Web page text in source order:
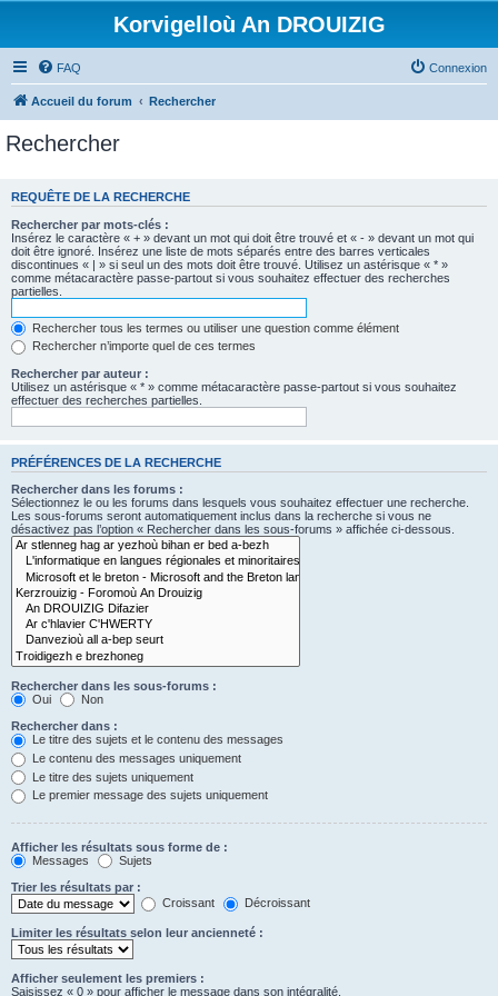
Korvigelloù An DROUIZIG
FAQ Connexion
Accueil du forum Rechercher
Rechercher
REQUÊTE DE LA RECHERCHE
Rechercher par mots-clés :
Insérez le caractère « + » devant un mot qui doit être trouvé et « - » devant un mot qui
doit être ignoré. Insérez une liste de mots séparés entre des barres verticales
discontinues « | » si seul un des mots doit être trouvé. Utilisez un astérisque « * »
comme métacaractère passe-partout si vous souhaitez effectuer des recherches
partielles.
Rechercher tous les termes ou utiliser une question comme élément
Rechercher n’importe quel de ces termes
Rechercher par auteur :
Utilisez un astérisque « * » comme métacaractère passe-partout si vous souhaitez
effectuer des recherches partielles.
PRÉFÉRENCES DE LA RECHERCHE
Rechercher dans les forums :
Sélectionnez le ou les forums dans lesquels vous souhaitez effectuer une recherche.
Les sous-forums seront automatiquement inclus dans la recherche si vous ne
désactivez pas l’option « Rechercher dans les sous-forums » affichée ci-dessous.
Rechercher dans les sous-forums :
Oui
Non
Rechercher dans :
Le titre des sujets et le contenu des messages
Le contenu des messages uniquement
Le titre des sujets uniquement
Le premier message des sujets uniquement
Afficher les résultats sous forme de :
Messages
Sujets
Trier les résultats par :
Croissant
Décroissant
Limiter les résultats selon leur ancienneté :
Afficher seulement les premiers :
Saisissez « 0 » pour afficher le message dans son intégralité.